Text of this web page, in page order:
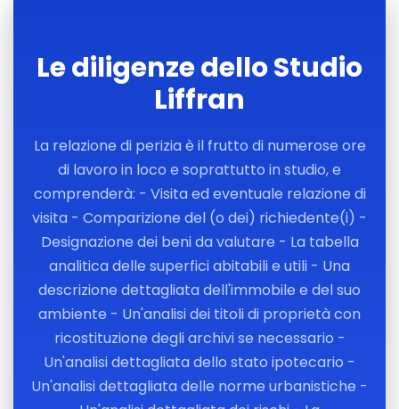
Le diligenze dello Studio
Liffran
La relazione di perizia è il frutto di numerose ore
di lavoro in loco e soprattutto in studio, e
comprenderà: - Visita ed eventuale relazione di
visita - Comparizione del (o dei) richiedente(i) -
Designazione dei beni da valutare - La tabella
analitica delle superfici abitabili e utili - Una
descrizione dettagliata dell'immobile e del suo
ambiente - Un'analisi dei titoli di proprietà con
ricostituzione degli archivi se necessario -
Un'analisi dettagliata dello stato ipotecario -
Un'analisi dettagliata delle norme urbanistiche -